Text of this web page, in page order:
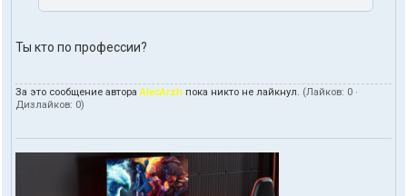
Ты кто по профессии?
За это сообщение автораAlecArzh пока никто не лайкнул. (Лайков: 0 ·
Дизлайков: 0)